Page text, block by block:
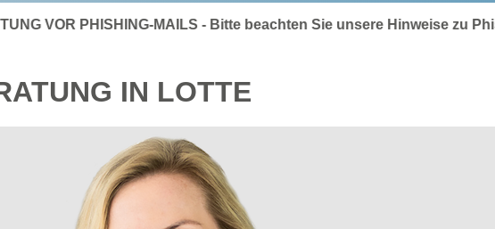
VOR PHISHING-MAILS - Bitte beachten Sie unsere Hinweise zu
IN LOTTE